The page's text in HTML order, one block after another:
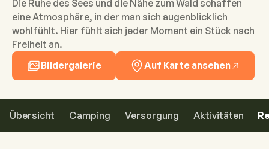
Die Ruhe des Sees und die Nähe zum Wald schaffen
eine Atmosphäre, in der man sich augenblicklich
wohlfühlt. Hier fühlt sich jeder Moment ein Stück nach
Freiheit an.
Bildergalerie
Auf Karte ansehen
Übersicht Camping Versorgung Aktivitäten